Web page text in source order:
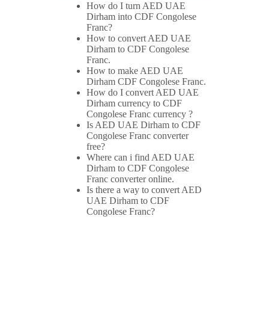
How do I turn AED UAE
Dirham into CDF Congolese
Franc?
How to convert AED UAE
Dirham to CDF Congolese
Franc.
How to make AED UAE
Dirham CDF Congolese Franc.
How do I convert AED UAE
Dirham currency to CDF
Congolese Franc currency ?
Is AED UAE Dirham to CDF
Congolese Franc converter
free?
Where can i find AED UAE
Dirham to CDF Congolese
Franc converter online.
Is there a way to convert AED
UAE Dirham to CDF
Congolese Franc?